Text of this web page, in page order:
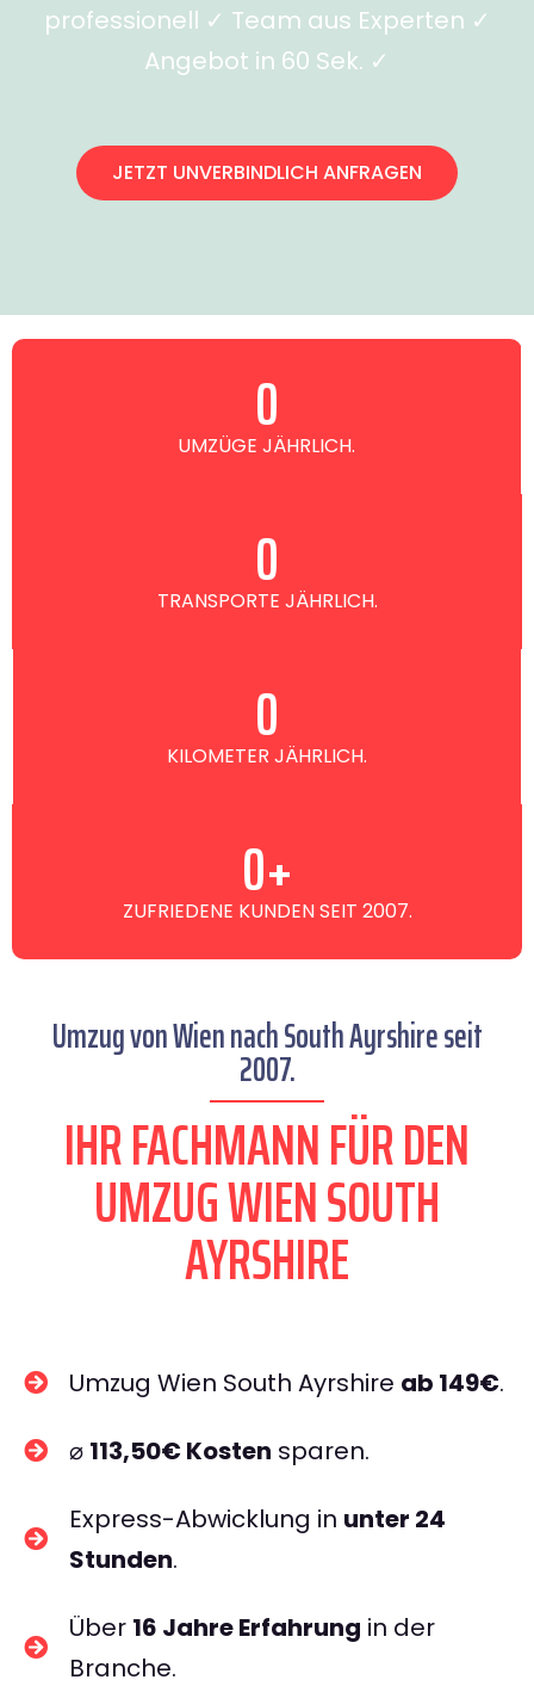
professionell ✓ Team aus Experten ✓
Angebot in 60 Sek. ✓
JETZT UNVERBINDLICH ANFRAGEN
UMZÜGE JÄHRLICH.
0
TRANSPORTE JÄHRLICH.
0
KILOMETER JÄHRLICH.
0
ZUFRIEDENE KUNDEN SEIT 2007.
0+
Umzug von Wien nach South Ayrshire seit
2007.
IHR FACHMANN FÜR DEN
UMZUG WIEN SOUTH
AYRSHIRE
Umzug Wien South Ayrshire ab 149€.
⌀ 113,50€ Kosten sparen.
Express-Abwicklung in unter 24
Stunden.
Über 16 Jahre Erfahrung in der
Branche.